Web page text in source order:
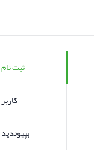
ثبت نام
کاربر
بپیوندید